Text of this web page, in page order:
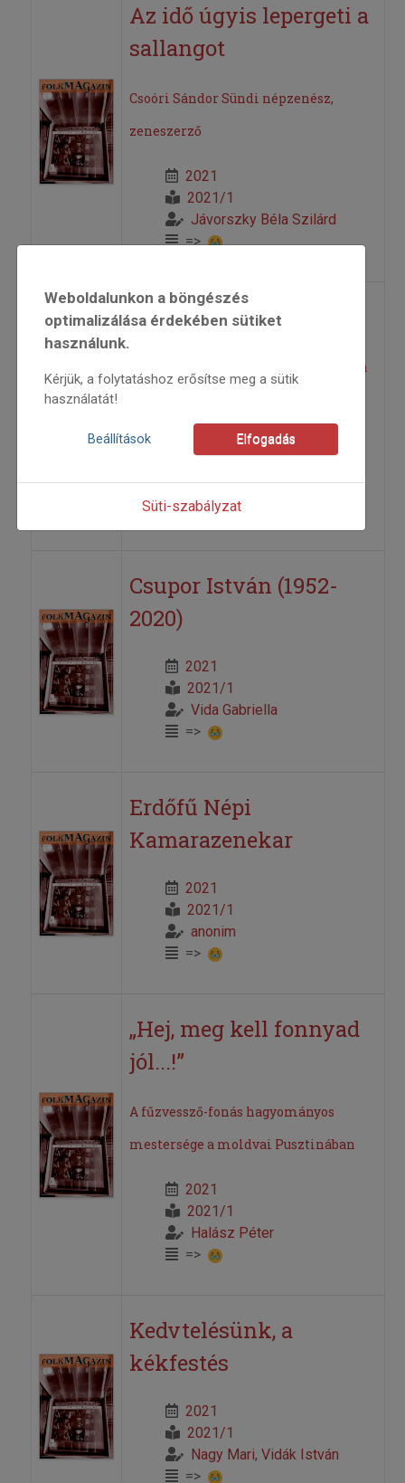
Az idő úgyis lepergeti a
sallangot
Csoóri Sándor Sündi népzenész,
zeneszerző
2021
2021/1
Jávorszky Béla Szilárd
=>
Bonchidai népzene I-II.
Megjelent az Óbudai Népzenei Iskola
Árendás Péter
=>
Csupor István (1952-
2020)
2021
2021/1
Vida Gabriella
=>
Erdőfű Népi
Kamarazenekar
2021
2021/1
anonim
=>
„Hej, meg kell fonnyad
jól...!”
A fűzvessző-fonás hagyományos
mestersége a moldvai Pusztinában
2021
2021/1
Halász Péter
=>
Kedvtelésünk, a
kékfestés
2021
2021/1
Nagy Mari, Vidák István
=>
Weboldalunkon a böngészés
optimalizálása érdekében sütiket
használunk.
Kérjük, a folytatáshoz erősítse meg a sütik
használatát!
Beállítások Elfogadás
Süti-szabályzat